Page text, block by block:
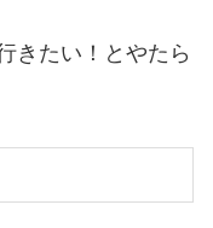
きたい！とやたら